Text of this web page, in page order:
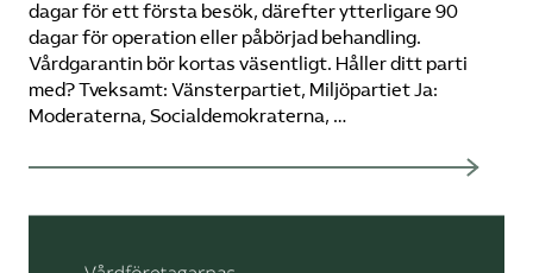
dagar för ett första besök, därefter ytterligare 90
dagar för operation eller påbörjad behandling.
Vårdgarantin bör kortas väsentligt. Håller ditt parti
med? Tveksamt: Vänsterpartiet, Miljöpartiet Ja:
Moderaterna, Socialdemokraterna, …